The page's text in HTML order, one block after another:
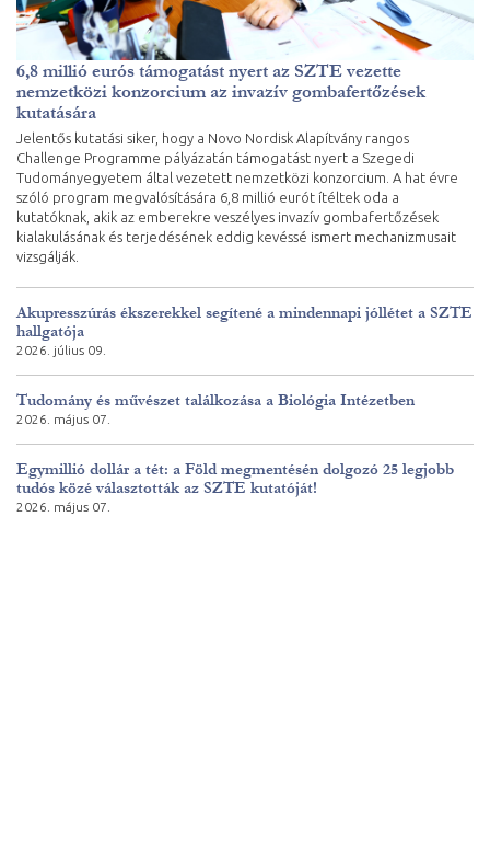
6,8 millió eurós támogatást nyert az SZTE vezette
nemzetközi konzorcium az invazív gombafertőzések
kutatására
Jelentős kutatási siker, hogy a Novo Nordisk Alapítvány rangos
Challenge Programme pályázatán támogatást nyert a Szegedi
Tudományegyetem által vezetett nemzetközi konzorcium. A hat évre
szóló program megvalósítására 6,8 millió eurót ítéltek oda a
kutatóknak, akik az emberekre veszélyes invazív gombafertőzések
kialakulásának és terjedésének eddig kevéssé ismert mechanizmusait
vizsgálják.
Akupresszúrás ékszerekkel segítené a mindennapi jóllétet a SZTE
hallgatója
2026. július 09.
Tudomány és művészet találkozása a Biológia Intézetben
2026. május 07.
Egymillió dollár a tét: a Föld megmentésén dolgozó 25 legjobb
tudós közé választották az SZTE kutatóját!
2026. május 07.